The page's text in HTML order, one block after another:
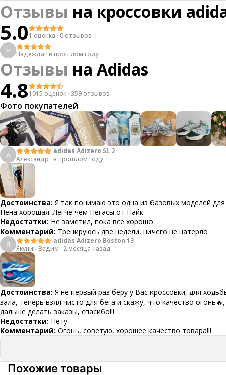
Отзывы на кроссовки
5.01 оценка · 0 отзывов
Н Надежда · в прошлом году
Отзывы на Adidas
4.81015 оценок · 359 отзывов
Фото покупателей
А
adidas Adizero SL 2
Александр · в прошлом году
Достоинства: Я так понимаю это одна из базовых моделей для
Пена хорошая. Легче чем Пегасы от Найк
Недостатки: Не заметил, пока все хорошо
Комментарий: Тренируюсь две недели, ничего не натерло
Я
adidas Adizero Boston 13
Якунин Вадим · 2 месяца назад
Достоинства: Я не первый раз беру у Вас кроссовки, для
зала, теперь взял чисто для бега и скажу, что качество
дальше делать заказы, спасибо!!!
Недостатки: Нету
Комментарий: Огонь, советую, хорошее качество товара!!!
Похожие товары